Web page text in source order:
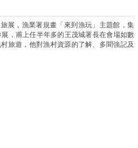
展，漁業署規畫「來到漁玩」主題館，集
，甫上任半年多的王茂城署長在會場如數
旅遊，他對漁村資源的了解、多聞強記及